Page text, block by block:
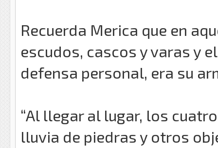
Recuerda Merica que en
escudos, cascos y varas y
defensa personal, era su
“Al llegar al lugar, los
lluvia de piedras y otros